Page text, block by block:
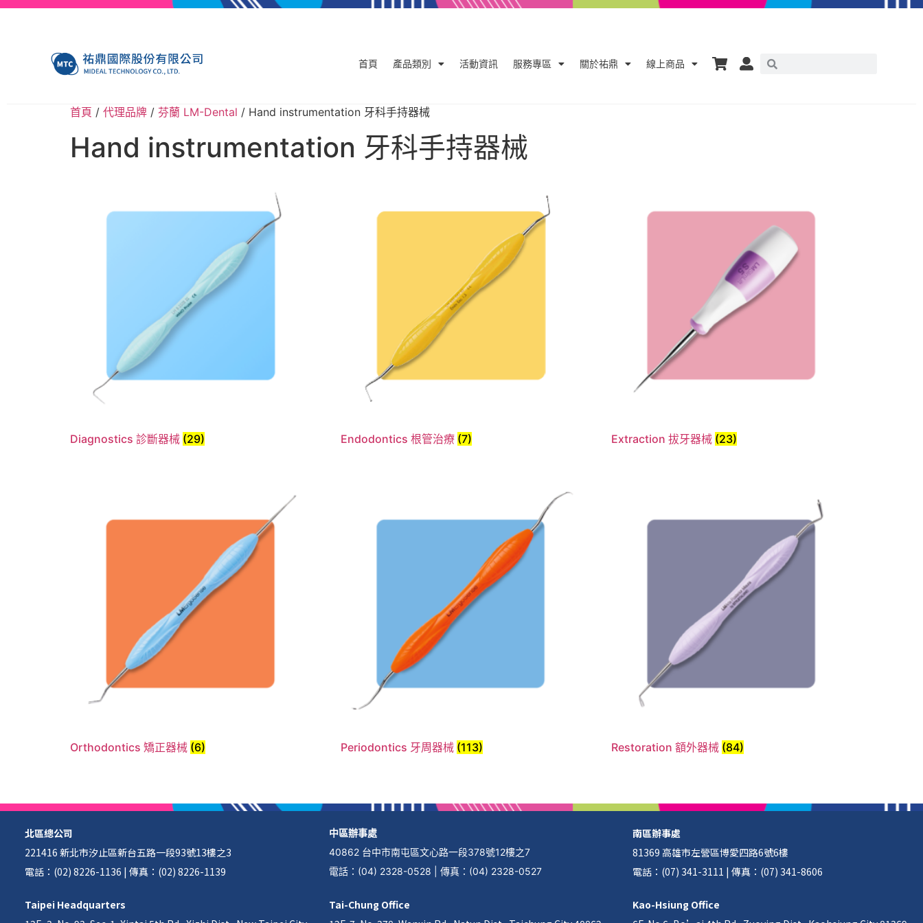
首頁 產品類別 活動資訊 服務專區 關於祐鼎 線上商品
首頁 / 代理品牌 / 芬蘭 LM-Dental / Hand instrumentation 牙科手持器械
Hand instrumentation 牙科手持器械
Diagnostics 診斷器械 (29) Endodontics 根管治療 (7) Extraction 拔牙器械 (23)
Orthodontics 矯正器械 (6) Periodontics 牙周器械 (113) Restoration 額外器械 (84)
北區總公司
221416 新北市汐止區新台五路一段93號13樓之3
電話：(02) 8226-1136 | 傳真：(02) 8226-1139
Taipei Headquarters
中區辦事處
40862 台中市南屯區文心路一段378號12樓之7
電話： (04) 2328-0528 傳真： (04) 2328-0527
Tai-Chung Office
南區辦事處
81369 高雄市左營區博愛四路6號6樓
電話：(07) 341-3111 | 傳真：(07) 341-8606
Kao-Hsiung Office